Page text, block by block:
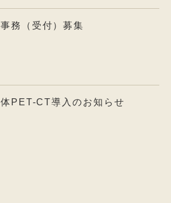
務（受付）募集
PET-CT導入のお知らせ